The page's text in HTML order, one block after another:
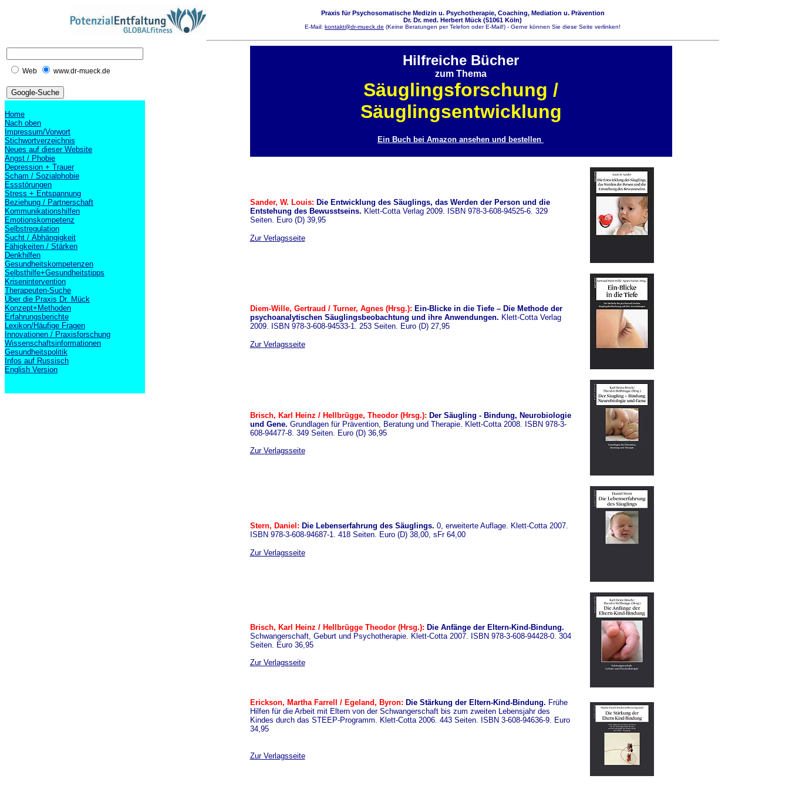
Praxis für Psychosomatische Medizin u. Psychotherapie, Coaching, Mediation u. Prävention
Dr. Dr. med. Herbert Mück (51061 Köln)
E-Mail: kontakt@dr-mueck.de (Keine Beratungen per Telefon oder E-Mail!) - Gerne können Sie diese Seite verlinken!
Web www.dr-mueck.de
Home
Nach oben
Impressum/Vorwort
Stichwortverzeichnis
Neues auf dieser Website
Angst / Phobie
Depression + Trauer
Scham / Sozialphobie
Essstörungen
Stress + Entspannung
Beziehung / Partnerschaft
Kommunikationshilfen
Emotionskompetenz
Selbstregulation
Sucht / Abhängigkeit
Fähigkeiten / Stärken
Denkhilfen
Gesundheitskompetenzen
Selbsthilfe+Gesundheitstipps
Krisenintervention
Therapeuten-Suche
Über die Praxis Dr. Mück
Konzept+Methoden
Erfahrungsberichte
Lexikon/Häufige Fragen
Innovationen / Praxisforschung
Wissenschaftsinformationen
Gesundheitspolitik
Infos auf Russisch
English Version
Hilfreiche Bücher
zum Thema
Säuglingsforschung /
Säuglingsentwicklung
Ein Buch bei Amazon ansehen und bestellen
Sander, W. Louis: Die Entwicklung des Säuglings, das Werden der Person und die
Entstehung des Bewusstseins. Klett-Cotta Verlag 2009. ISBN 978-3-608-94525-6. 329
Seiten. Euro (D) 39,95
Zur Verlagsseite
Diem-Wille, Gertraud / Turner, Agnes (Hrsg.): Ein-Blicke in die Tiefe – Die Methode der
psychoanalytischen Säuglingsbeobachtung und ihre Anwendungen. Klett-Cotta Verlag
2009. ISBN 978-3-608-94533-1. 253 Seiten. Euro (D) 27,95
Zur Verlagsseite
Brisch, Karl Heinz / Hellbrügge, Theodor (Hrsg.): Der Säugling - Bindung, Neurobiologie
und Gene. Grundlagen für Prävention, Beratung und Therapie. Klett-Cotta 2008. ISBN 978-3-
608-94477-8. 349 Seiten. Euro (D) 36,95
Zur Verlagsseite
Stern, Daniel: Die Lebenserfahrung des Säuglings. 0, erweiterte Auflage. Klett-Cotta 2007.
ISBN 978-3-608-94687-1. 418 Seiten. Euro (D) 38,00, sFr 64,00
Zur Verlagsseite
Brisch, Karl Heinz / Hellbrügge Theodor (Hrsg.): Die Anfänge der Eltern-Kind-Bindung.
Schwangerschaft, Geburt und Psychotherapie. Klett-Cotta 2007. ISBN 978-3-608-94428-0. 304
Seiten. Euro 36,95
Zur Verlagsseite
Erickson, Martha Farrell / Egeland, Byron: Die Stärkung der Eltern-Kind-Bindung. Frühe
Hilfen für die Arbeit mit Eltern von der Schwangerschaft bis zum zweiten Lebensjahr des
Kindes durch das STEEP-Programm. Klett-Cotta 2006. 443 Seiten. ISBN 3-608-94636-9. Euro
34,95
Zur Verlagsseite